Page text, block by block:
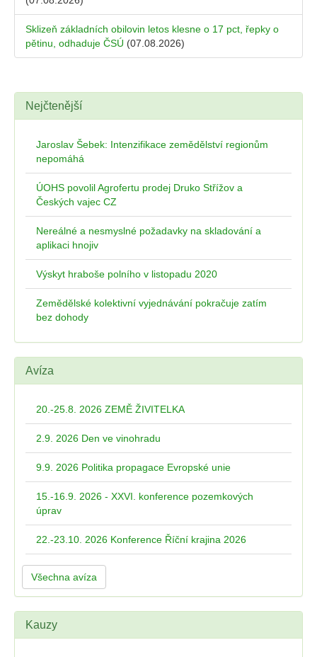
Sklizeň základních obilovin letos klesne o 17 pct, řepky o
pětinu, odhaduje ČSÚ (07.08.2026)
Nejčtenější
Jaroslav Šebek: Intenzifikace zemědělství regionům
nepomáhá
ÚOHS povolil Agrofertu prodej Druko Střížov a
Českých vajec CZ
Nereálné a nesmyslné požadavky na skladování a
aplikaci hnojiv
Výskyt hraboše polního v listopadu 2020
Zemědělské kolektivní vyjednávání pokračuje zatím
bez dohody
Avíza
20.-25.8. 2026 ZEMĚ ŽIVITELKA
2.9. 2026 Den ve vinohradu
9.9. 2026 Politika propagace Evropské unie
15.-16.9. 2026 - XXVI. konference pozemkových
úprav
22.-23.10. 2026 Konference Říční krajina 2026
Všechna avíza
Kauzy